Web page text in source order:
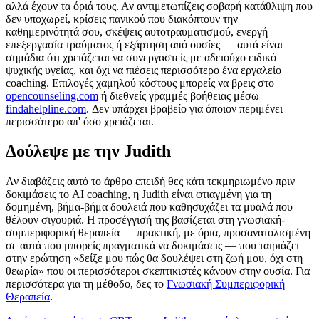
αλλά έχουν τα όριά τους. Αν αντιμετωπίζεις σοβαρή κατάθλιψη που
δεν υποχωρεί, κρίσεις πανικού που διακόπτουν την
καθημερινότητά σου, σκέψεις αυτοτραυματισμού, ενεργή
επεξεργασία τραύματος ή εξάρτηση από ουσίες — αυτά είναι
σημάδια ότι χρειάζεται να συνεργαστείς με αδειούχο ειδικό
ψυχικής υγείας, και όχι να πιέσεις περισσότερο ένα εργαλείο
coaching. Επιλογές χαμηλού κόστους μπορείς να βρεις στο
opencounseling.com ή διεθνείς γραμμές βοήθειας μέσω
findahelpline.com. Δεν υπάρχει βραβείο για όποιον περιμένει
περισσότερο απ' όσο χρειάζεται.
Δούλεψε με την Judith
Αν διαβάζεις αυτό το άρθρο επειδή θες κάτι τεκμηριωμένο πριν
δοκιμάσεις το AI coaching, η Judith είναι φτιαγμένη για τη
δομημένη, βήμα-βήμα δουλειά που καθησυχάζει τα μυαλά που
θέλουν σιγουριά. Η προσέγγισή της βασίζεται στη γνωσιακή-
συμπεριφορική θεραπεία — πρακτική, με όρια, προσανατολισμένη
σε αυτά που μπορείς πραγματικά να δοκιμάσεις — που ταιριάζει
στην ερώτηση «δείξε μου πώς θα δουλέψει στη ζωή μου, όχι στη
θεωρία» που οι περισσότεροι σκεπτικιστές κάνουν στην ουσία. Για
περισσότερα για τη μέθοδο, δες το Γνωσιακή Συμπεριφορική
Θεραπεία.